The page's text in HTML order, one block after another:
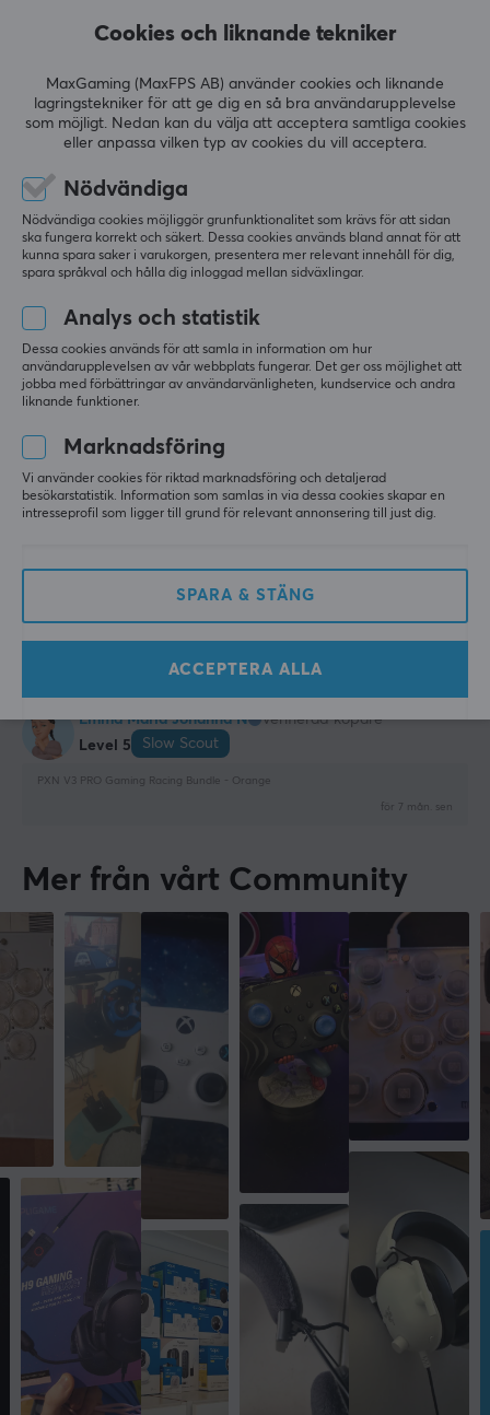
MÅTT & VIKT
260 mm
Djup
245 mm
Per
Den fungerar bra
Visa original
PXN V3 PRO Gaming Racing Bundle - Orange
1 like
Marie S
Verifierad köpare
Level 5
Buffed Scout
Bästa julklappen
Klart bästa julklappen enligt min 9åriga sonson
PXN V3 PRO Gaming Racing Bundle - Orange
för 7 mån. sen
Emma Maria Johanna N
Verifierad köpare
Level 5
Slow Scout
PXN V3 PRO Gaming Racing Bundle - Orange
för 7 mån. sen
Mer från vårt Community
Cookies och liknande tekniker
MaxGaming (MaxFPS AB) använder cookies och liknande
lagringstekniker för att ge dig en så bra användarupplevelse
som möjligt. Nedan kan du välja att acceptera samtliga cookies
eller anpassa vilken typ av cookies du vill acceptera.
Nödvändiga
Nödvändiga cookies möjliggör grunfunktionalitet som krävs för att sidan
ska fungera korrekt och säkert. Dessa cookies används bland annat för att
kunna spara saker i varukorgen, presentera mer relevant innehåll för dig,
spara språkval och hålla dig inloggad mellan sidväxlingar.
Analys och statistik
Dessa cookies används för att samla in information om hur
användarupplevelsen av vår webbplats fungerar. Det ger oss möjlighet att
jobba med förbättringar av användarvänligheten, kundservice och andra
liknande funktioner.
Marknadsföring
Vi använder cookies för riktad marknadsföring och detaljerad
besökarstatistik. Information som samlas in via dessa cookies skapar en
intresseprofil som ligger till grund för relevant annonsering till just dig.
SPARA & STÄNG
ACCEPTERA ALLA